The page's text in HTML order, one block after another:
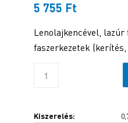
5 755 Ft
Lenolajkencével,
faszerkezetek
Kiszerelés: